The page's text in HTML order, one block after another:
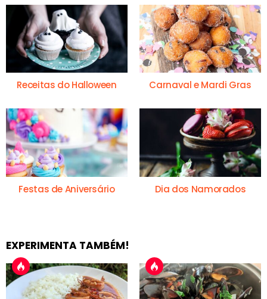
Receitas do Halloween Carnaval e Mardi Gras
Festas de Aniversário Dia dos Namorados
EXPERIMENTA TAMBÉM!